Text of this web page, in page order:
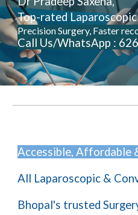
Top-rated
Precision Surgery, Faster
Call Us/WhatsApp :
Accessible, Affordable
All Laparoscopic &
Bhopal's trusted